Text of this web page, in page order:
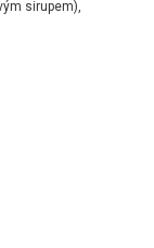
sirupem),